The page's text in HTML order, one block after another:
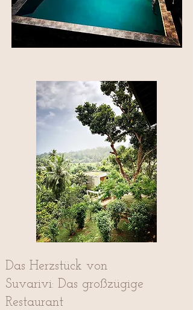
Das Herzstück von
Suvarivi: Das großzügige
Restaurant